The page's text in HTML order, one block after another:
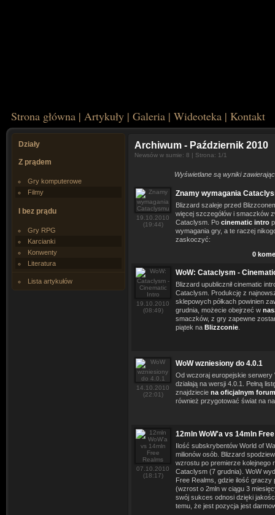
Strona główna | Artykuły | Galeria | Wideoteka | Kontakt
Działy
Z prądem
Gry komputerowe
Filmy
I bez prądu
Gry RPG
Karcianki
Konwenty
Literatura
Lista artykułów
Archiwum - Październik 2010
Newsów w sumie: 8 | Strona: 1/1
Wyświetlane są wyniki
19.10.2010
(19:44)
Znamy wymagania
Blizzard szaleje przed
więcej szczegółów i smaczków
Cataclysm. Po cinematic intro
wymagania gry, a te raczej
zaskoczyć:
0
19.10.2010
(08:49)
WoW: Cataclysm -
Blizzard upublicznił cinematic
Cataclysm. Produkcję z
sklepowych półkach powinien
grudnia, możecie obejrzeć w
smaczków, z gry zapewne
piątek na Blizzconie
14.10.2010
(22:01)
WoW wzniesiony do 4.0.1
Od wczoraj europejskie serwery
działają na wersji 4.0.1. Pełną
znajdziecie na oficjalnym
również przygotować świat na
07.10.2010
(18:17)
12mln WoW'a vs 14mln
Ilość subskrybentów World of
milionów osób. Blizzard
wzrostu po premierze kolejnego
Cataclysm (7 grudnia). WoW
Free Realms, gdzie ilość graczy
(wzrost o 2mln w ciągu 3
swój sukces odnosi dzięki
temu, że jest pozycja jest